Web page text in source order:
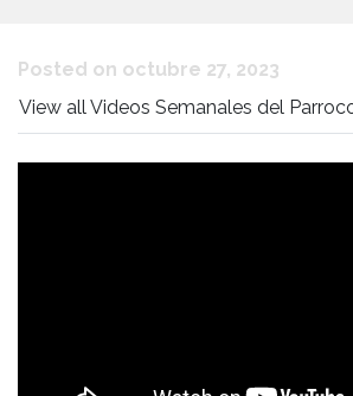
Posted on octubre 27, 2023
View all Videos Semanales del